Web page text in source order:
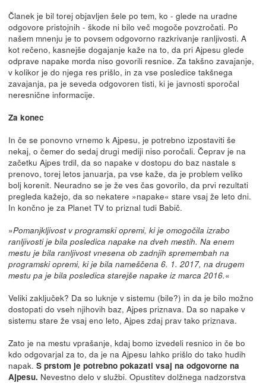
Članek je bil torej objavljen šele po tem, ko - glede na uradne
odgovore pristojnih - škode ni bilo več mogoče povzročati. Po
našem mnenju je to povsem odgovorno razkrivanje ranljivosti. A
kot rečeno, kasnejše dogajanje kaže na to, da pri Ajpesu glede
odprave napake morda niso govorili resnice. Za takšno zavajanje,
v kolikor je do njega res prišlo, in za vse posledice takšnega
zavajanja, pa je seveda odgovoren tisti, ki je javnosti sporočal
neresnične informacije.
Za konec
In če se ponovno vrnemo k Ajpesu, je potrebno izpostaviti še
nekaj, o čemer do sedaj drugi mediji niso poročali. Čeprav je na
začetku Ajpes trdil, da so napake v dostopu do baz nastale s
prenovo, torej letos januarja, pa vse kaže, da je problem veliko
bolj korenit. Neuradno se je že ves čas govorilo, da prvi rezultati
pregleda kažejo, da so nekatere »napake« stare vsaj že leto dni.
In končno je za Planet TV to priznal tudi Babič.
»Pomanjkljivost v programski opremi, ki je omogočila izrabo
ranljivosti je bila posledica napake na dveh mestih. Na enem
mestu je bila ranljivost vnesena ob zadnjih spremembah na
programski opremi, ki je bila nameščena 6. 1. 2017, na drugem
mestu pa je bila posledica starejše napake iz marca 2016.«
Veliki zaključek? Da so luknje v sistemu (bile?) in da je bilo možno
dostopati do vseh njihovih baz, Ajpes priznava. Da so napake v
sistemu stare že vsaj eno leto, Ajpes zdaj prav tako priznava.
Zato je na mestu vprašanje, kdaj bomo izvedeli resnico in če bo
kdo odgovarjal za to, da je na Ajpesu lahko prišlo do tako hudih
napak. S prstom je potrebno pokazati vsaj na odgovorne na
Ajpesu. Nevestno delo v službi. Opustitev dolžnega nadzorstva